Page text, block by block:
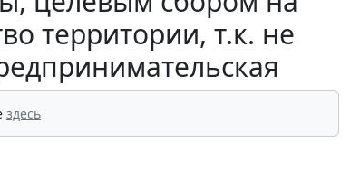
территории, т.к. не
здесь